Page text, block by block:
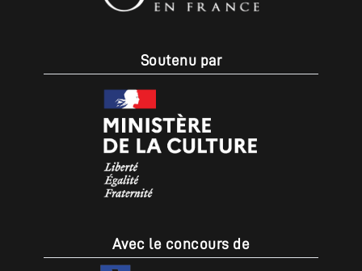
Soutenu par
Avec le concours de